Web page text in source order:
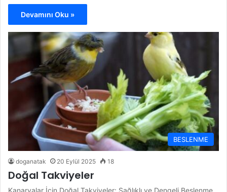
Devamını Oku »
BESLENME
doganatak 20 Eylül 2025 18
Doğal Takviyeler
Kanaryalar İçin Doğal Takviyeler: Sağlıklı ve Dengeli Beslenme